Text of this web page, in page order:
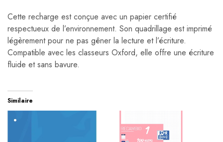
Cette recharge est conçue avec un papier certifié
respectueux de l’environnement. Son quadrillage est imprimé
légèrement pour ne pas gêner la lecture et l’écriture.
Compatible avec les classeurs Oxford, elle offre une écriture
fluide et sans bavure.
Similaire